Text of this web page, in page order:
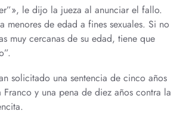
le dijo la jueza al anunciar el fallo.
menores de edad a fines sexuales. Si no
muy cercanas de su edad, tiene que
solicitado una sentencia de cinco años
y una pena de diez años contra la